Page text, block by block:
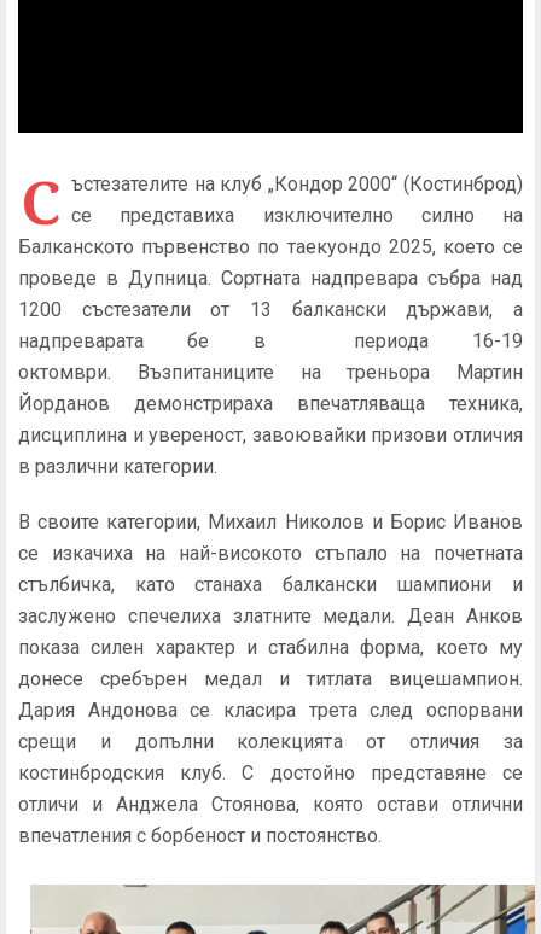
С ъстезателите на клуб „Кондор 2000“ (Костинброд)
се представиха изключително силно на
Балканското първенство по таекуондо 2025, което се
проведе в Дупница. Сортната надпревара събра над
1200 състезатели от 13 балкански държави, а
надпреварата бе в периода 16-19
октомври. Възпитаниците на треньора Мартин
Йорданов демонстрираха впечатляваща техника,
дисциплина и увереност, завоювайки призови отличия
в различни категории.
В своите категории, Михаил Николов и Борис Иванов
се изкачиха на най-високото стъпало на почетната
стълбичка, като станаха балкански шампиони и
заслужено спечелиха златните медали. Деан Анков
показа силен характер и стабилна форма, което му
донесе сребърен медал и титлата вицешампион.
Дария Андонова се класира трета след оспорвани
срещи и допълни колекцията от отличия за
костинбродския клуб. С достойно представяне се
отличи и Анджела Стоянова, която остави отлични
впечатления с борбеност и постоянство.